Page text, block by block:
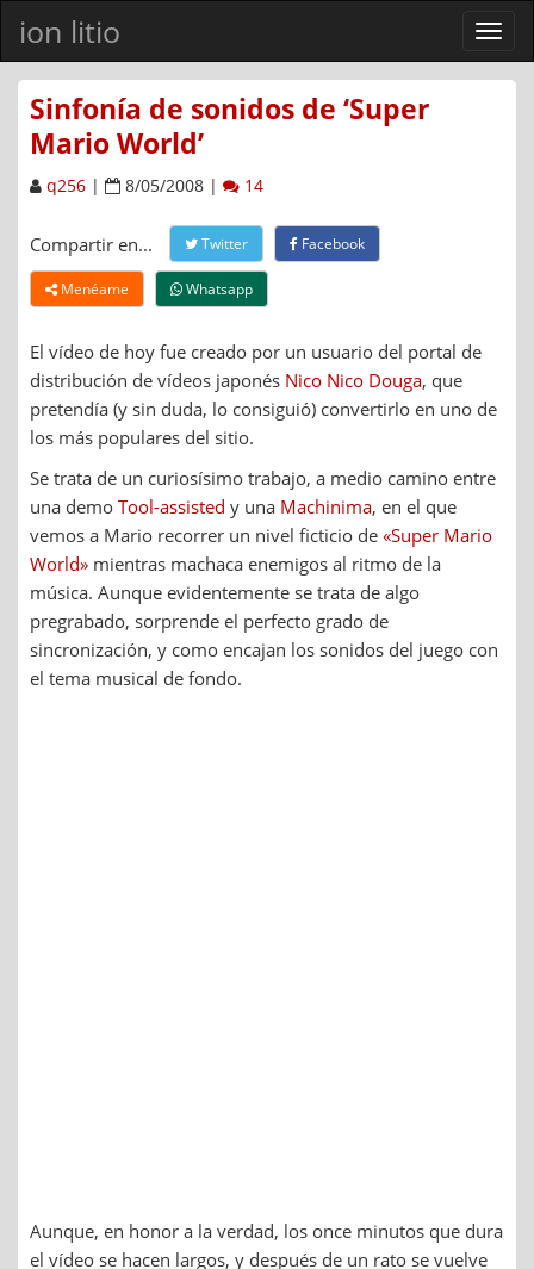
ion litio
Ver
menú
Sinfonía de sonidos de ‘Super
Mario World’
q256 | 8/05/2008 | 14
Compartir en... Twitter Facebook
Menéame Whatsapp
El vídeo de hoy fue creado por un usuario del portal de
distribución de vídeos japonés Nico Nico Douga, que
pretendía (y sin duda, lo consiguió) convertirlo en uno de
los más populares del sitio.
Se trata de un curiosísimo trabajo, a medio camino entre
una demo Tool-assisted y una Machinima, en el que
vemos a Mario recorrer un nivel ficticio de «Super Mario
World» mientras machaca enemigos al ritmo de la
música. Aunque evidentemente se trata de algo
pregrabado, sorprende el perfecto grado de
sincronización, y como encajan los sonidos del juego con
el tema musical de fondo.
Aunque, en honor a la verdad, los once minutos que dura
el vídeo se hacen largos, y después de un rato se vuelve